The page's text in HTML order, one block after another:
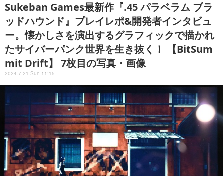
Sukeban Games最新作『.45 パラベラム ブラ
ッドハウンド』プレイレポ&開発者インタビュ
ー。懐かしさを演出するグラフィックで描かれ
たサイバーパンク世界を生き抜く！ 【BitSum
mit Drift】 7枚目の写真・画像
2024.7.21 Sun 11:15